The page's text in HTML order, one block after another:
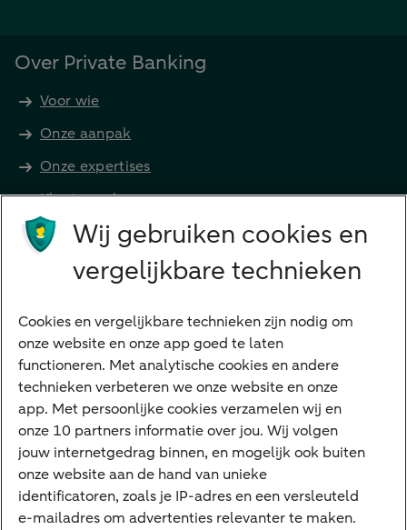
Over Private Banking
Voor wie
Onze aanpak
Onze expertises
Klant worden
Producten
Beleggen
Betalen
Sparen
Meest gezocht
Jaaroverzicht
Machtiging
E.dentifier
Deposito
Wij gebruiken cookies en
vergelijkbare technieken
Cookies en vergelijkbare technieken zijn nodig om
onze website en onze app goed te laten
functioneren. Met analytische cookies en andere
technieken verbeteren we onze website en onze
app. Met persoonlijke cookies verzamelen wij en
onze 10 partners informatie over jou. Wij volgen
jouw internetgedrag binnen, en mogelijk ook buiten
onze website aan de hand van unieke
identificatoren, zoals je IP-adres en een versleuteld
e-mailadres om advertenties relevanter te maken.